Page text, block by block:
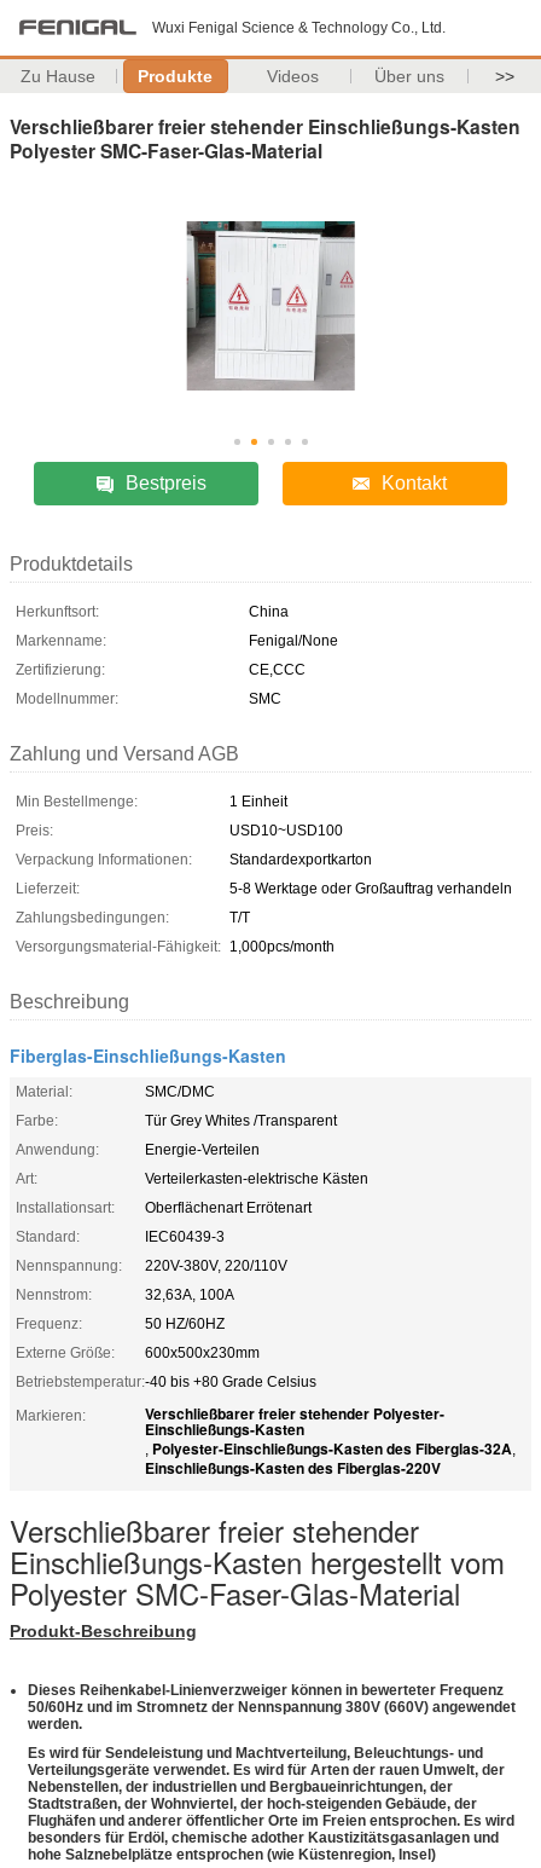
Wuxi Fenigal Science & Technology Co., Ltd.
Zu Hause Produkte Videos Über uns >>
Verschließbarer freier stehender Einschließungs-Kasten
Polyester SMC-Faser-Glas-Material
Bestpreis Kontakt
Produktdetails
Herkunftsort:
China
Markenname:
Fenigal/None
Zertifizierung:
CE,CCC
Modellnummer:
SMC
Zahlung und Versand AGB
Min Bestellmenge:
1 Einheit
Preis:
USD10~USD100
Verpackung Informationen:
Standardexportkarton
Lieferzeit:
5-8 Werktage oder Großauftrag verhandeln
Zahlungsbedingungen:
T/T
Versorgungsmaterial-Fähigkeit: 1,000pcs/month
Beschreibung
Fiberglas-Einschließungs-Kasten
Material:
SMC/DMC
Farbe:
Tür Grey Whites /Transparent
Anwendung:
Energie-Verteilen
Art:
Verteilerkasten-elektrische Kästen
Installationsart:
Oberflächenart Errötenart
Standard:
IEC60439-3
Nennspannung:
220V-380V, 220/110V
Nennstrom:
32,63A, 100A
Frequenz:
50 HZ/60HZ
Externe Größe:
600x500x230mm
Betriebstemperatur:-40 bis +80 Grade Celsius
Markieren:
Verschließbarer freier stehender Polyester-
Einschließungs-Kasten
, Polyester-Einschließungs-Kasten des Fiberglas-32A,
Einschließungs-Kasten des Fiberglas-220V
Verschließbarer freier stehender
Einschließungs-Kasten hergestellt vom
Polyester SMC-Faser-Glas-Material
Produkt-Beschreibung
Dieses Reihenkabel-Linienverzweiger können in bewerteter Frequenz
50/60Hz und im Stromnetz der Nennspannung 380V (660V) angewendet
werden.
Es wird für Sendeleistung und Machtverteilung, Beleuchtungs- und
Verteilungsgeräte verwendet. Es wird für Arten der rauen Umwelt, der
Nebenstellen, der industriellen und Bergbaueinrichtungen, der
Stadtstraßen, der Wohnviertel, der hoch-steigenden Gebäude, der
Flughäfen und anderer öffentlicher Orte im Freien entsprochen. Es wird
besonders für Erdöl, chemische adother Kaustizitätsgasanlagen und
hohe Salznebelplätze entsprochen (wie Küstenregion, Insel)